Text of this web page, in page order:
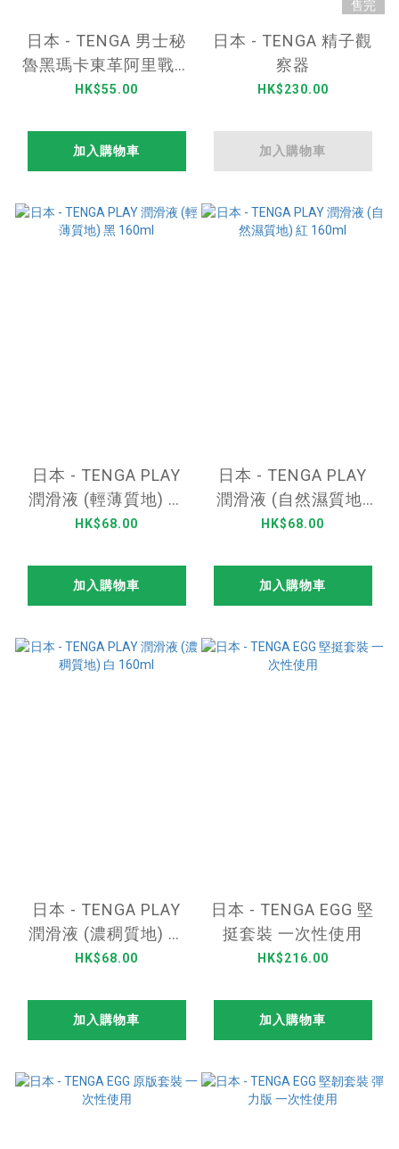
日本 - TENGA 男士秘
魯黑瑪卡東革阿里戰鬥
液 40ml
HK$55.00
加入購物車
售完
日本 - TENGA 精子觀
察器
HK$230.00
加入購物車
日本 - TENGA PLAY
潤滑液 (輕薄質地) 黑
160ml
HK$68.00
加入購物車
日本 - TENGA PLAY
潤滑液 (自然濕質地)
紅 160ml
HK$68.00
加入購物車
日本 - TENGA PLAY
潤滑液 (濃稠質地) 白
160ml
HK$68.00
加入購物車
日本 - TENGA EGG 堅
挺套裝 一次性使用
HK$216.00
加入購物車